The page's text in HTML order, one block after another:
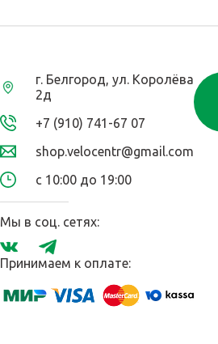
г. Белгород, ул. Королёва
2д
+7 (910) 741-67 07
shop.velocentr@gmail.com
с 10:00 до 19:00
Мы в соц. сетях:
Принимаем к оплате: